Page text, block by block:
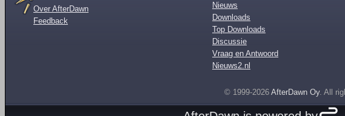
Over AfterDawn
Feedback
Nieuws
Downloads
Top Downloads
Discussie
Vraag en Antwoord
Nieuws2.nl
© 1999-2026 AfterDawn Oy. All